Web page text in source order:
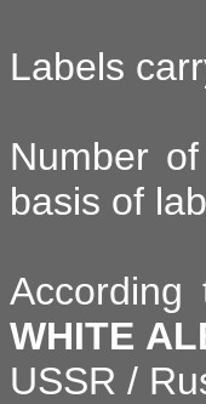
Labels
Number
basis of
WHITE
USSR /